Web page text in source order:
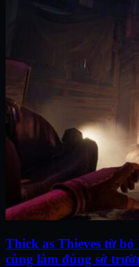
Thick as Thieves từ bỏ
cùng làm đúng sở